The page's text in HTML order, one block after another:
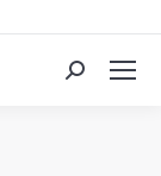
Search: